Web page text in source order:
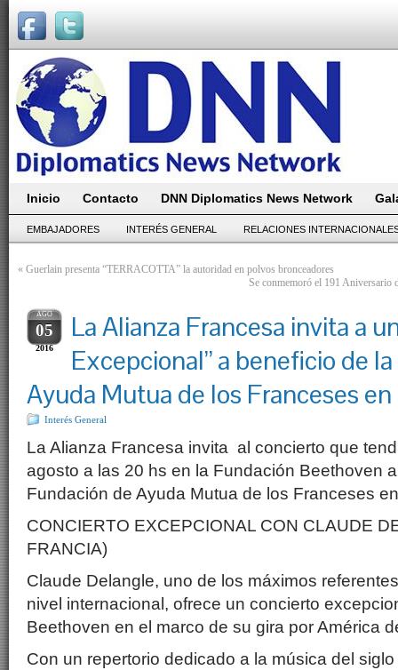
Inicio Contacto DNN Diplomatics News Network
EMBAJADORES INTERÉS GENERAL RELACIONES
« Guerlain presenta “TERRACOTTA” la autoridad en polvos bronceadores
Se conmemoró el 191 Aniversario
AGO
05
2016
La Alianza Francesa invita a
Excepcional” a beneficio de
Ayuda Mutua de los Franceses
Interés General
La Alianza Francesa invita al concierto que
agosto a las 20 hs en la Fundación Beethoven
Fundación de Ayuda Mutua de los Franceses
CONCIERTO EXCEPCIONAL CON CLAUDE
FRANCIA)
Claude Delangle, uno de los máximos
nivel internacional, ofrece un concierto
Beethoven en el marco de su gira por América
Con un repertorio dedicado a la música del